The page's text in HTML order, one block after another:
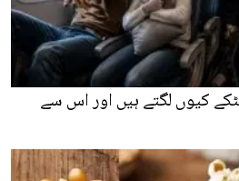
کیوں لگتے ہیں اور اس سے